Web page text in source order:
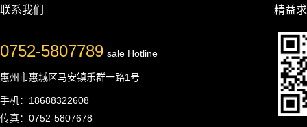
联系我们
0752-5807789 sale Hotline
惠州市惠城区马安镇乐群一路1号
手机：18688322608
传真：0752-5807678
精益